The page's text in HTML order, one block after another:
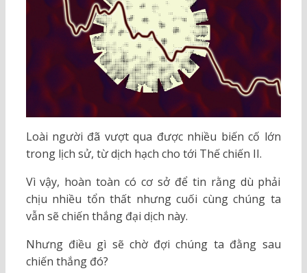
Loài người đã vượt qua được nhiều biến cố lớn
trong lịch sử, từ dịch hạch cho tới Thế chiến II.
Vì vậy, hoàn toàn có cơ sở để tin rằng dù phải
chịu nhiều tổn thất nhưng cuối cùng chúng ta
vẫn sẽ chiến thắng đại dịch này.
Nhưng điều gì sẽ chờ đợi chúng ta đằng sau
chiến thắng đó?